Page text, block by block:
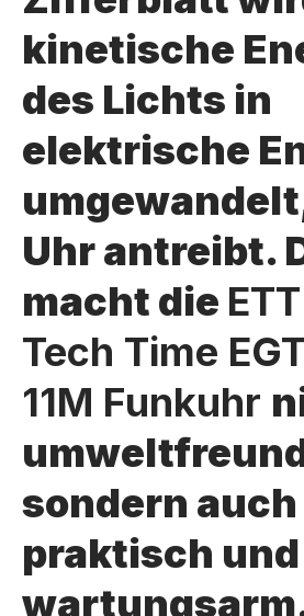
kinetische
des Lichts in
elektrische
Uhr antreibt.
macht die
Tech Time
11M Funkuhr
sondern
praktisch und